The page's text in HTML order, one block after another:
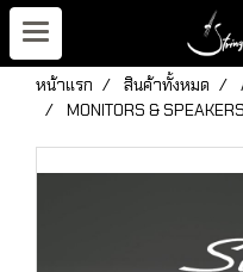
หน้าแรก สินค้าทั้งหมด
MONITORS & SPEAKERS